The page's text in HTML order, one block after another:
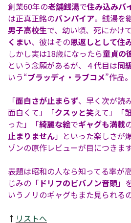
創業60年の老舗銭湯で住み込みバ
は正真正銘のバンパイア。銭湯を
男子高校生で、幼い頃、死にかけ
くまい、彼はその恩返しとして住
しかし実は18歳になったら童貞の
という念願があるが、４代目は同
いう“ブラッディ・ラブコメ”作品。
「面白さが止まらず、早く次が読
面白くて」「クスッと笑えて」「
った」
「綺麗な絵でギャグも満載
止まりません」といった楽しさが
ゾンの原作レビューが目につきます
表題は昭和の人なら知ってる率が
じみの「 ドリフのビバノン音頭」
いうノリのギャグもまた見られる
↑ リストへ